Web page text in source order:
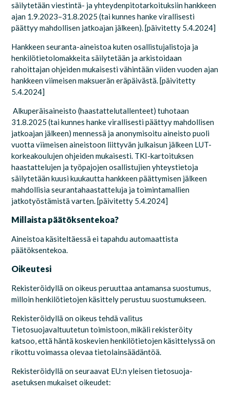
säilytetään viestintä- ja yhteydenpitotarkoituksiin hankkeen
ajan 1.9.2023–31.8.2025 (tai kunnes hanke virallisesti
päättyy mahdollisen jatkoajan jälkeen).[päivitetty 5.4.2024]
Hankkeen seuranta-aineistoa kuten osallistujalistoja ja
henkilötietolomakkeita säilytetään ja arkistoidaan
rahoittajan ohjeiden mukaisesti vähintään viiden vuoden ajan
hankkeen viimeisen maksuerän eräpäivästä.[päivitetty
5.4.2024]
Alkuperäisaineisto (haastattelutallenteet) tuhotaan
31.8.2025(tai kunnes hanke virallisesti päättyy mahdollisen
jatkoajan jälkeen) mennessä ja anonymisoitu aineisto puoli
vuotta viimeisen aineistoon liittyvän julkaisun jälkeen LUT-
korkeakoulujen ohjeiden mukaisesti. TKI-kartoituksen
haastattelujen ja työpajojenosallistujien yhteystietoja
säilytetään kuusi kuukautta hankkeen päättymisen jälkeen
mahdollisia seurantahaastatteluja ja toimintamallien
jatkotyöstämistä varten.[päivitetty 5.4.2024]
Millaista päätöksentekoa?
Aineistoa käsiteltäessä ei tapahdu automaattista
päätöksentekoa.
Oikeutesi
Rekisteröidyllä on oikeus peruuttaa antamansa suostumus,
milloin henkilötietojen käsittely perustuu suostumukseen.
Rekisteröidyllä on oikeus tehdä valitus
Tietosuojavaltuutetun toimistoon, mikäli rekisteröity
katsoo, että häntä koskevien henkilötietojen käsittelyssä on
rikottu voimassa olevaa tietolainsäädäntöä.
Rekisteröidyllä on seuraavat EU:n yleisen tietosuoja-
asetuksen mukaiset oikeudet: